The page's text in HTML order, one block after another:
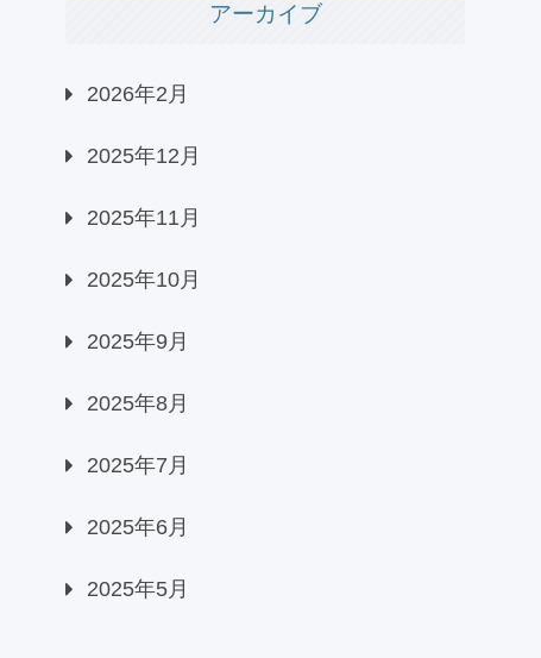
アーカイブ
2026年2月
2025年12月
2025年11月
2025年10月
2025年9月
2025年8月
2025年7月
2025年6月
2025年5月